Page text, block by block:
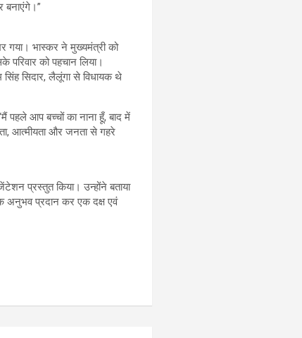
गया। भास्कर ने मुख्यमंत्री को
परिवार को पहचान लिया।
सिंह सिदार, लैलूंगा से विधायक थे
पहले आप बच्चों का नाना हूँ, बाद में
आत्मीयता और जनता से गहरे
प्रस्तुत किया। उन्होंने बताया
अनुभव प्रदान कर एक दक्ष एवं